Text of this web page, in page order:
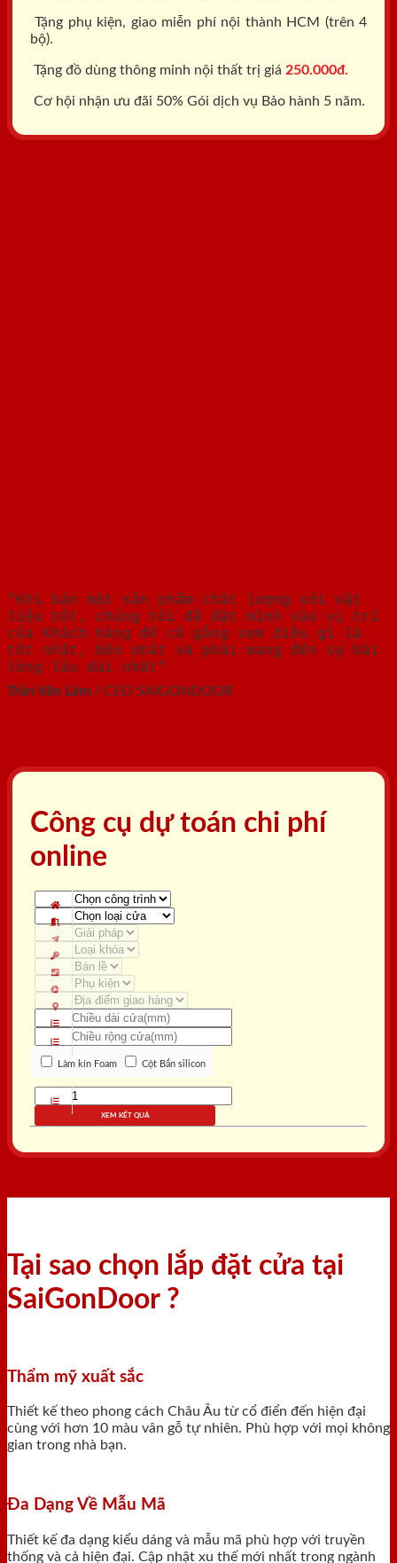
Tặng phụ kiện, giao miễn phí nội thành HCM (trên 4
bộ).
Tặng đồ dùng thông minh nội thất trị giá 250.000đ.
Cơ hội nhận ưu đãi 50% Gói dịch vụ Bảo hành 5 năm.
"Khi bán một sản phẩm chất lượng với vật
liệu tốt, chúng tôi đã đặt mình vào vị trí
của Khách hàng để cố gắng xem điều gì là
tốt nhất, bền nhất và phải mang đến sự hài
lòng lâu dài nhất"
Trần Văn Lãm / CEO SAIGONDOOR
Công cụ dự toán chi phí
online
Làm kín Foam Cột Bắn silicon
XEM KẾT QUẢ
Tại sao chọn lắp đặt cửa tại
SaiGonDoor ?
Thẩm mỹ xuất sắc
Thiết kế theo phong cách Châu Âu từ cổ điển đến hiện đại
cùng với hơn 10 màu vân gỗ tự nhiên. Phù hợp với mọi không
gian trong nhà bạn.
Đa Dạng Về Mẫu Mã
Thiết kế đa dạng kiểu dáng và mẫu mã phù hợp với truyền
thống và cả hiện đại. Cập nhật xu thế mới nhất trong ngành